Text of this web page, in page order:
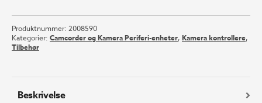
L
remote
control
Produktnummer: 2008590
Kategorier: Camcorder og Kamera Periferi-enheter, Kamera kontrollere,
Tilbehør
Beskrivelse